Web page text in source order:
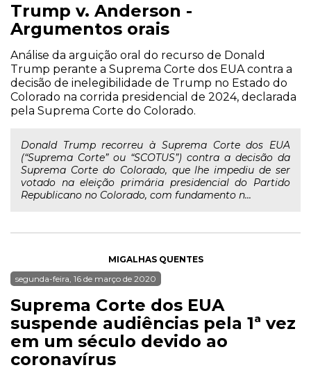
Trump v. Anderson -
Argumentos orais
Análise da arguição oral do recurso de Donald
Trump perante a Suprema Corte dos EUA contra a
decisão de inelegibilidade de Trump no Estado do
Colorado na corrida presidencial de 2024, declarada
pela Suprema Corte do Colorado.
Donald Trump recorreu à Suprema Corte dos EUA
(“Suprema Corte” ou “SCOTUS”) contra a decisão da
Suprema Corte do Colorado, que lhe impediu de ser
votado na eleição primária presidencial do Partido
Republicano no Colorado, com fundamento n...
MIGALHAS QUENTES
segunda-feira, 16 de março de 2020
Suprema Corte dos EUA
suspende audiências pela 1ª vez
em um século devido ao
coronavírus